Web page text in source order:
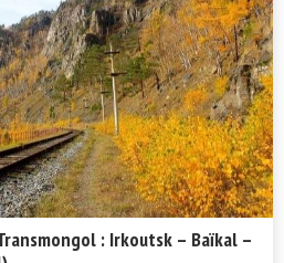
: Irkoutsk – Baïkal –